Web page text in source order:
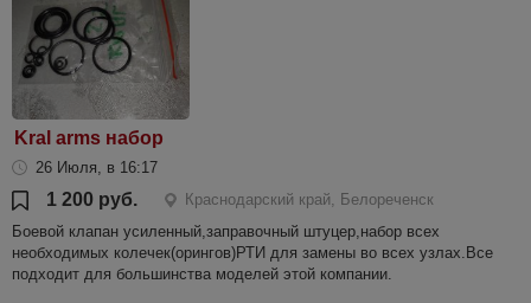
Kral arms набор
26 Июля, в 16:17
1 200 руб.
Краснодарский край, Белореченск
Боевой клапан усиленный,заправочный штуцер,набор всех
необходимых колечек(орингов)РТИ для замены во всех узлах.Все
подходит для большинства моделей этой компании.